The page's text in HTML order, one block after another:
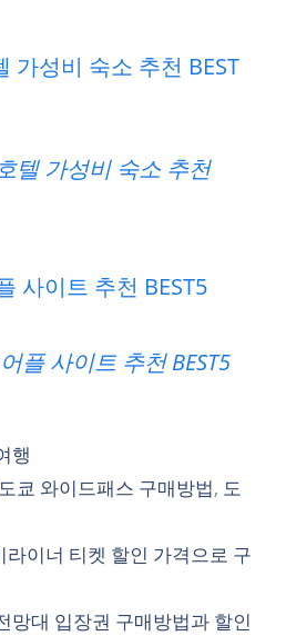
가성비 숙소 추천 BEST
텔 가성비 숙소 추천
사이트 추천 BEST5
플 사이트 추천 BEST5
행
도쿄 와이드패스 구매방법, 도
이너 티켓 할인 가격으로 구
망대 입장권 구매방법과 할인